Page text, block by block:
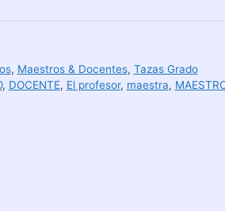
, Maestros & Docentes, Tazas Grado
, DOCENTE, El profesor, maestra,